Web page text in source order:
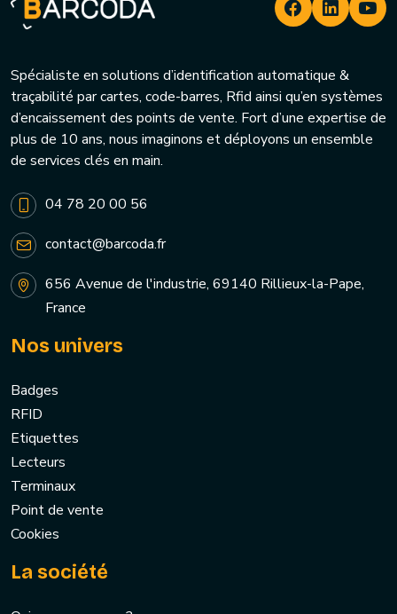
Spécialiste en solutions d’identification automatique &
traçabilité par cartes, code-barres, Rfid ainsi qu’en systèmes
d’encaissement des points de vente. Fort d’une expertise de
plus de 10 ans, nous imaginons et déployons un ensemble
de services clés en main.
04 78 20 00 56
contact@barcoda.fr
656 Avenue de l'industrie, 69140 Rillieux-la-Pape,
France
Nos univers
Badges
RFID
Etiquettes
Lecteurs
Terminaux
Point de vente
Cookies
La société